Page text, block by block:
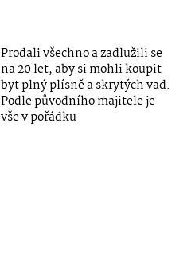
Prodali všechno a zadlužili se
na 20 let, aby si mohli koupit
byt plný plísně a skrytých vad.
Podle původního majitele je
vše v pořádku